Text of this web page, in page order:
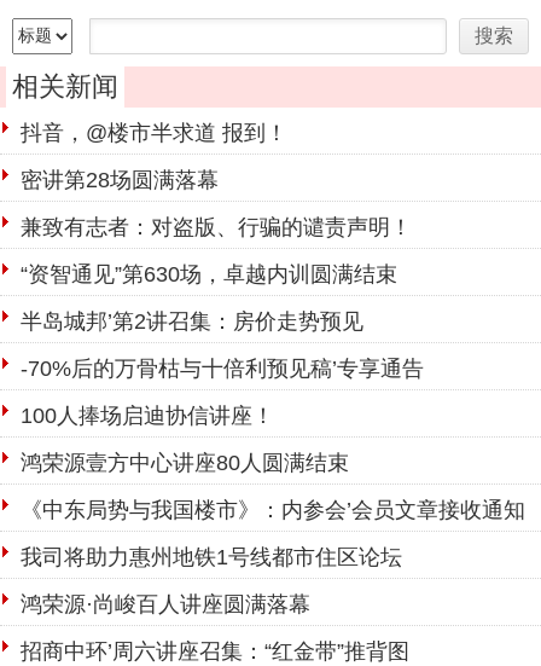
相关新闻
抖音，@楼市半求道 报到！
密讲第28场圆满落幕
兼致有志者：对盗版、行骗的谴责声明！
“资智通见”第630场，卓越内训圆满结束
半岛城邦’第2讲召集：房价走势预见
-70%后的万骨枯与十倍利预见稿’专享通告
100人捧场启迪协信讲座！
鸿荣源壹方中心讲座80人圆满结束
《中东局势与我国楼市》：内参会’会员文章接收通知
我司将助力惠州地铁1号线都市住区论坛
鸿荣源·尚峻百人讲座圆满落幕
招商中环’周六讲座召集：“红金带”推背图